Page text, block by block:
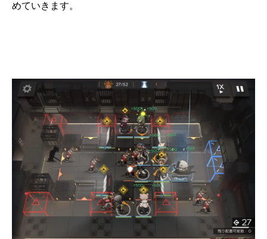
めていきます。